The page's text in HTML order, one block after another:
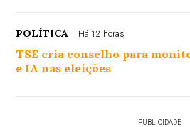
POLÍTICA Há 12 horas
TSE cria conselho para
e IA nas eleições
PUBLICIDADE